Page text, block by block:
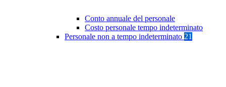
Conto annuale del personale
Costo personale tempo indeterminato
Personale non a tempo indeterminato 21